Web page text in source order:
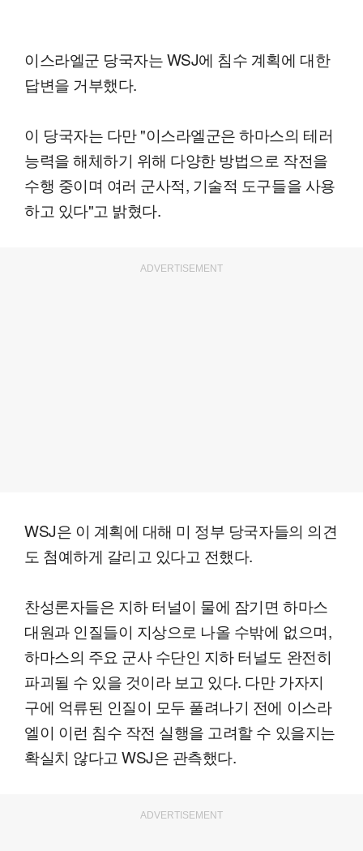
이스라엘군 당국자는 WSJ에 침수 계획에 대한
답변을 거부했다.
이 당국자는 다만 "이스라엘군은 하마스의 테러
능력을 해체하기 위해 다양한 방법으로 작전을
수행 중이며 여러 군사적, 기술적 도구들을 사용
하고 있다"고 밝혔다.
ADVERTISEMENT
WSJ은 이 계획에 대해 미 정부 당국자들의 의견
도 첨예하게 갈리고 있다고 전했다.
찬성론자들은 지하 터널이 물에 잠기면 하마스
대원과 인질들이 지상으로 나올 수밖에 없으며,
하마스의 주요 군사 수단인 지하 터널도 완전히
파괴될 수 있을 것이라 보고 있다. 다만 가자지
구에 억류된 인질이 모두 풀려나기 전에 이스라
엘이 이런 침수 작전 실행을 고려할 수 있을지는
확실치 않다고 WSJ은 관측했다.
ADVERTISEMENT